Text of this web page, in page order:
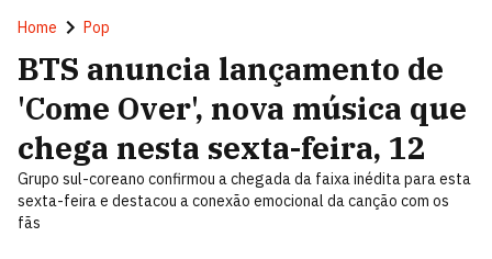
Home Pop
BTS anuncia lançamento de
'Come Over', nova música que
chega nesta sexta-feira, 12
Grupo sul-coreano confirmou a chegada da faixa inédita para esta
sexta-feira e destacou a conexão emocional da canção com os
fãs